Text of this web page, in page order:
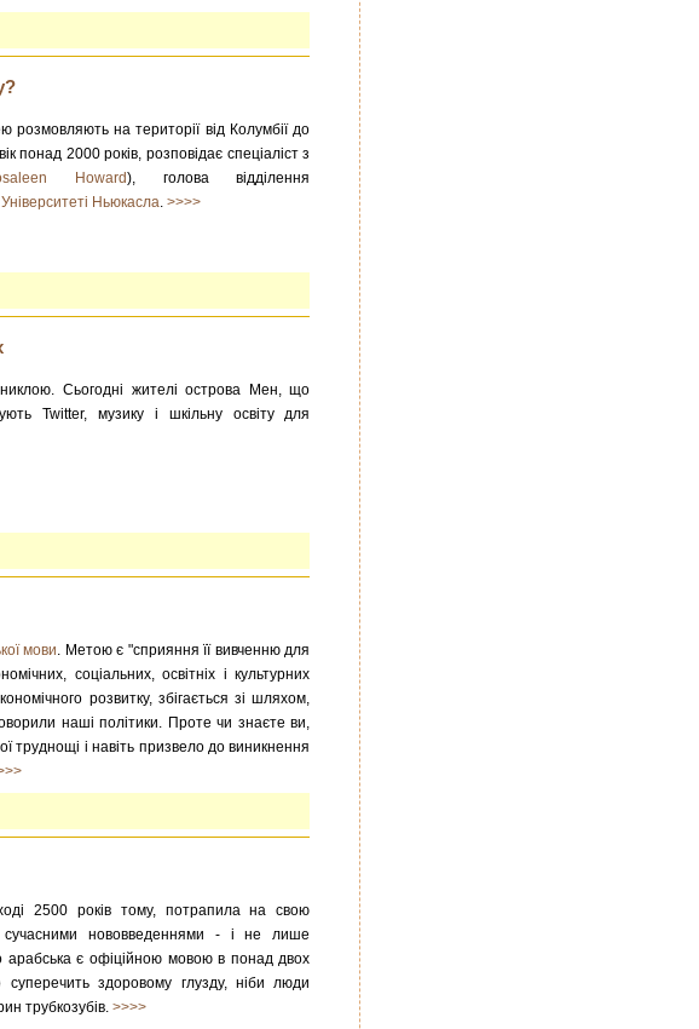
розмовляють на території від Колумбії до
2000 років, розповідає спеціаліст з
Howard), голова відділення
Університеті Ньюкасла.>>>>
Сьогодні жителі острова Мен, що
Twitter, музику і шкільну освіту для
мови. Метою є "сприяння її вивченню для
соціальних, освітніх і культурних
розвитку, збігається зі шляхом,
наші політики. Проте чи знаєте ви,
труднощі і навіть призвело до виникнення
2500 років тому, потрапила на свою
нововведеннями - і не лише
є офіційною мовою в понад двох
здоровому глузду, ніби люди
трубкозубів.>>>>